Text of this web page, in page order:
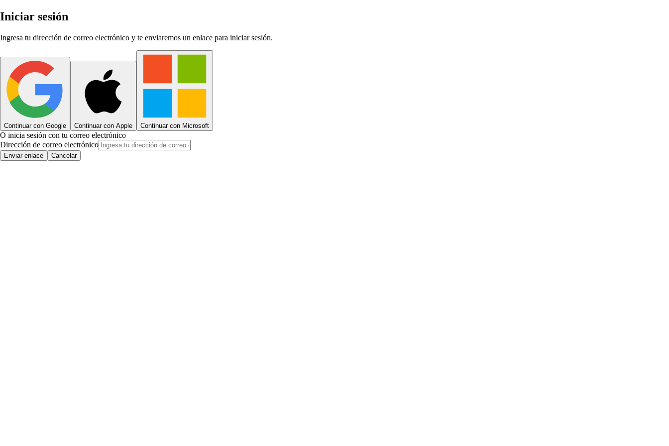
Iniciar sesión
Ingresa tu dirección de correo electrónico y te enviaremos un enlace para iniciar sesión.
Continuar con Google Continuar con Apple Continuar con Microsoft
O inicia sesión con tu correo electrónico
Dirección de correo electrónico
Enviar enlace Cancelar